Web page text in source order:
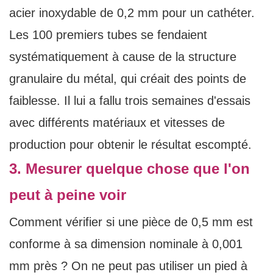
acier inoxydable de 0,2 mm pour un cathéter.
Les 100 premiers tubes se fendaient
systématiquement à cause de la structure
granulaire du métal, qui créait des points de
faiblesse. Il lui a fallu trois semaines d'essais
avec différents matériaux et vitesses de
production pour obtenir le résultat escompté.
3. Mesurer quelque chose que l'on
peut à peine voir
Comment vérifier si une pièce de 0,5 mm est
conforme à sa dimension nominale à 0,001
mm près ? On ne peut pas utiliser un pied à